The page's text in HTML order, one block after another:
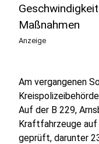
Maßnahmen
Anzeige
Am vergangenen
Auf der B 229,
Kraftfahrzeuge
geprüft, darunter